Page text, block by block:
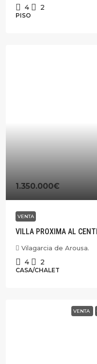
4 2
PISO
1.350.000€
VENTA
VILLA PROXIMA AL
Vilagarcia de Arousa.
4 2
CASA/CHALET
VENTA